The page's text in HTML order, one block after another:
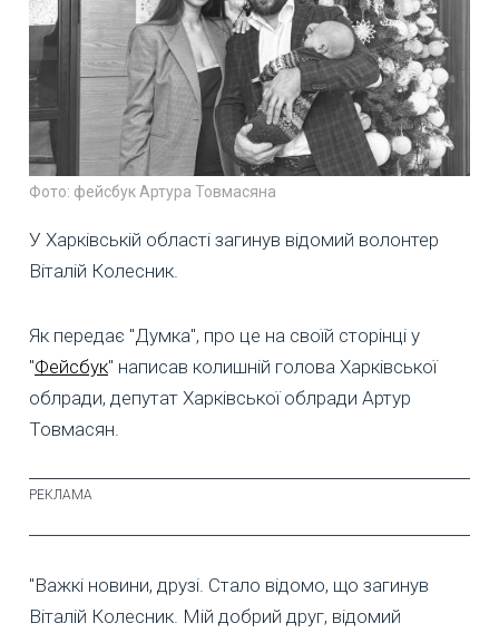
Фото: фейсбук Артура Товмасяна
У Харківській області загинув відомий волонтер
Віталій Колесник.
Як передає "Думка", про це на своїй сторінці у
"Фейсбук" написав колишній голова Харківської
облради, депутат Харківської облради Артур
Товмасян.
"Важкі новини, друзі. Стало відомо, що загинув
Віталій Колесник. Мій добрий друг, відомий